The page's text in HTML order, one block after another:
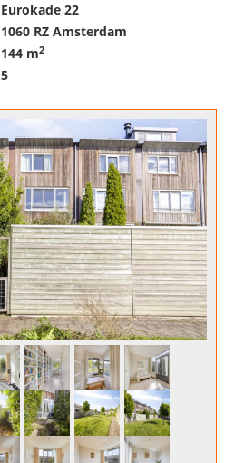
Eurokade 22
1060 RZ Amsterdam
144 m2
5